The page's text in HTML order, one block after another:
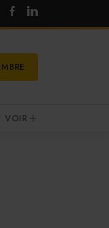
VOIR